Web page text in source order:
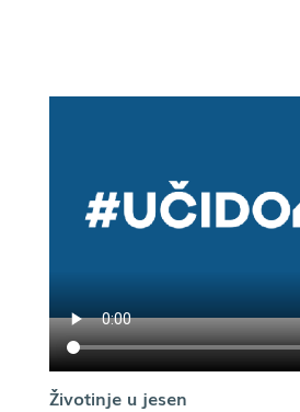
Životinje u jesen